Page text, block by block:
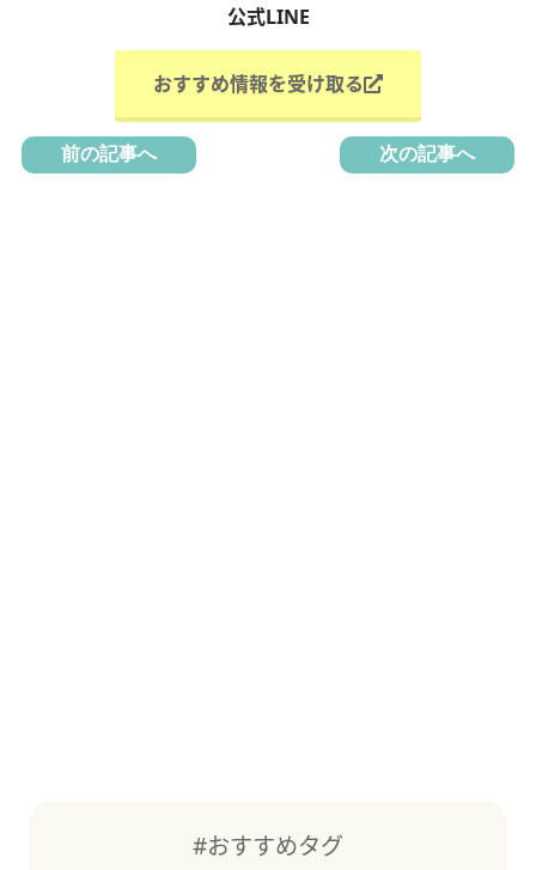
公式LINE
おすすめ情報を受け取る
前の記事へ 次の記事へ
#おすすめタグ